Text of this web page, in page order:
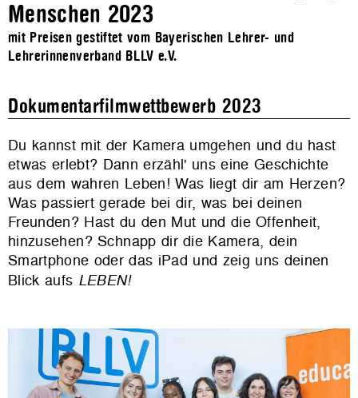
Menschen 2023
mit Preisen gestiftet vom Bayerischen Lehrer- und
Lehrerinnenverband BLLV e.V.
Dokumentarfilmwettbewerb 2023
Du kannst mit der Kamera umgehen und du hast
etwas erlebt? Dann erzähl' uns eine Geschichte
aus dem wahren Leben! Was liegt dir am Herzen?
Was passiert gerade bei dir, was bei deinen
Freunden? Hast du den Mut und die Offenheit,
hinzusehen? Schnapp dir die Kamera, dein
Smartphone oder das iPad und zeig uns deinen
Blick aufs LEBEN!